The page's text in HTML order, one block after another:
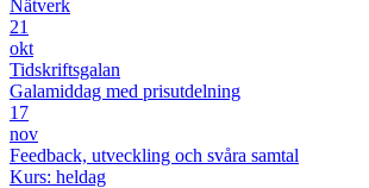
Nätverk
21
okt
Tidskriftsgalan
Galamiddag med prisutdelning
17
nov
Feedback, utveckling och svåra samtal
Kurs: heldag